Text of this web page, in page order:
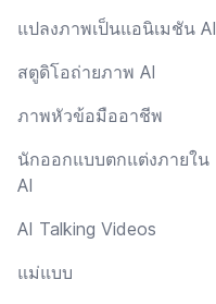
แปลงภาพเป็นแอนิเมชัน AI
สตูดิโอถ่ายภาพ AI
ภาพหัวข้อมืออาชีพ
นักออกแบบตกแต่งภายใน
AI
AI Talking Videos
แม่แบบ